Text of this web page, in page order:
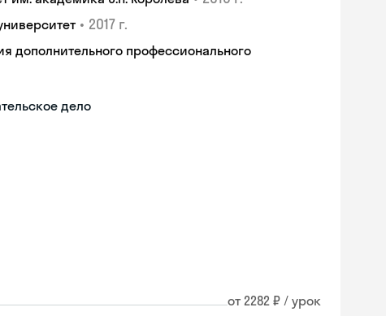
• 2017 г.
дополнительного профессионального
дело
от 2282 ₽ / урок